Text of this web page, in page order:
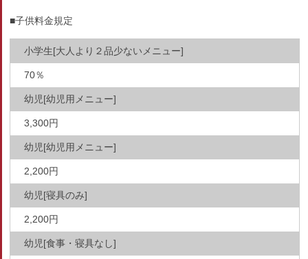
■子供料金規定
小学生[大人より２品少ないメニュー]
70％
幼児[幼児用メニュー]
3,300円
幼児[幼児用メニュー]
2,200円
幼児[寝具のみ]
2,200円
幼児[食事・寝具なし]